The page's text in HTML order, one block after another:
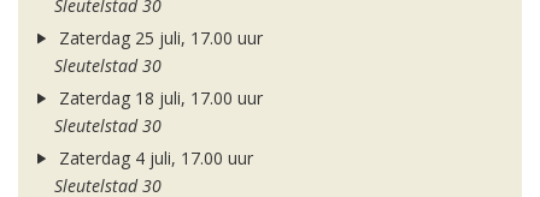
Sleutelstad 30
Zaterdag 25 juli, 17.00 uur
Sleutelstad 30
Zaterdag 18 juli, 17.00 uur
Sleutelstad 30
Zaterdag 4 juli, 17.00 uur
Sleutelstad 30